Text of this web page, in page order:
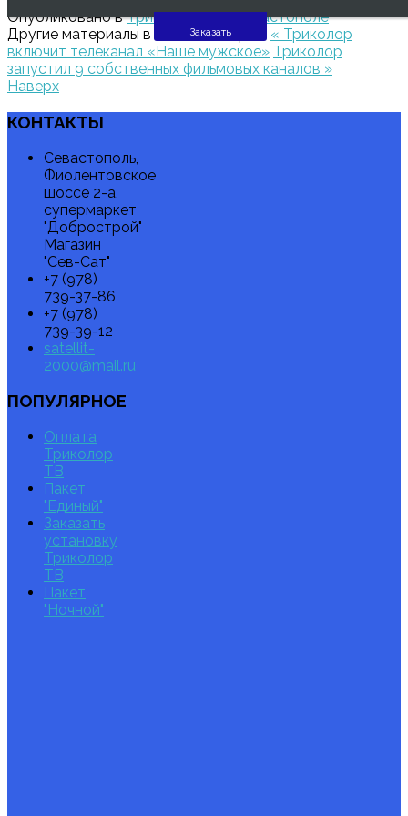
Заказать
Опубликовано в Триколор ТВ в Севастополе
Другие материалы в этой категории:
« Триколор
включит телеканал «Наше мужское» Триколор
запустил 9 собственных фильмовых каналов »
Наверх
КОНТАКТЫ
Севастополь,
Фиолентовское
шоссе 2-а,
супермаркет
"Добрострой"
Магазин
"Сев-Сат"
+7 (978)
739-37-86
+7 (978)
739-39-12
satellit-
2000@mail.ru
ПОПУЛЯРНОЕ
Оплата
Триколор
ТВ
Пакет
"Единый"
Заказать
установку
Триколор
ТВ
Пакет
"Ночной"